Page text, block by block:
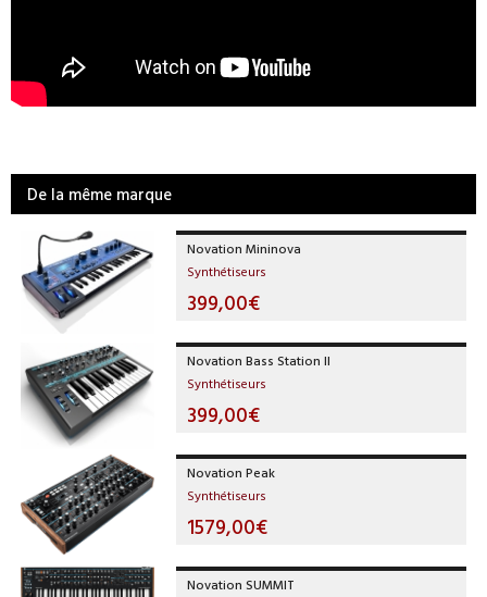
De la même marque
Novation Mininova
Synthétiseurs
399,00€
Novation Bass Station II
Synthétiseurs
399,00€
Novation Peak
Synthétiseurs
1579,00€
Novation SUMMIT